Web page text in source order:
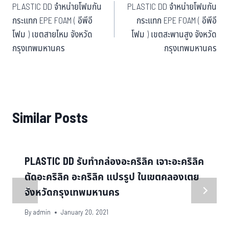
PLASTIC DD จำหน่ายโฟมกัน
กระแทก EPE FOAM ( อีพีอี
โฟม ) เขตสายไหม จังหวัด
กรุงเทพมหานคร
PLASTIC DD จำหน่ายโฟมกัน
กระแทก EPE FOAM ( อีพีอี
โฟม ) เขตสะพานสูง จังหวัด
กรุงเทพมหานคร
Similar Posts
PLASTIC DD รับทำกล่องอะคริลิค เจาะอะคริลิค
ตัดอะคริลิค อะคริลิค แปรรูป ในเขตคลองเตย
จังหวัดกรุงเทพมหานคร
By admin January 20, 2021